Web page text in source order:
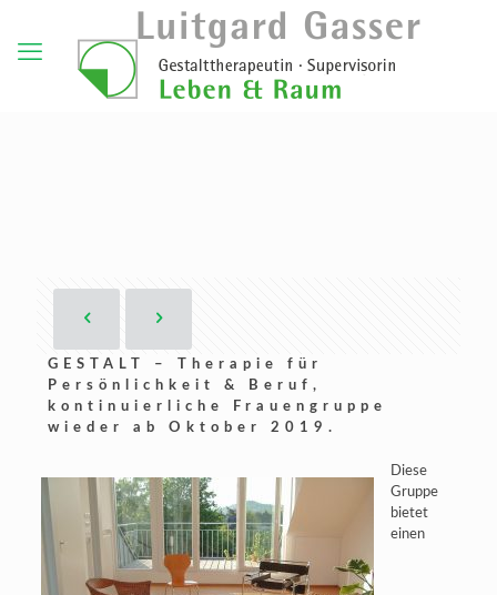
GESTALT – Therapie für
Persönlichkeit & Beruf,
kontinuierliche Frauengruppe
wieder ab Oktober 2019.
Diese
Gruppe
bietet
einen